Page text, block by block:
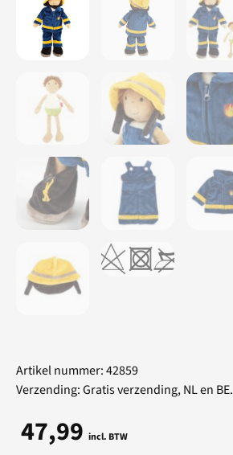
Artikel nummer: 42859
Verzending: Gratis verzending, NL en BE.
47,99 incl. BTW